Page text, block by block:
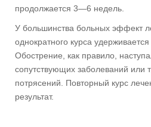
продолжается 3—6 недель.
У большинства больных эффект
однократного курса
Обострение, как правило,
сопутствующих заболеваний или
потрясений. Повторный курс
результат.